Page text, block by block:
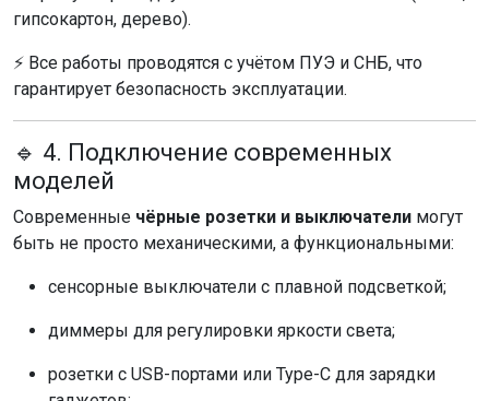
гипсокартон, дерево).
⚡ Все работы проводятся с учётом ПУЭ и СНБ, что
гарантирует безопасность эксплуатации.
🔹 4. Подключение современных
моделей
Современные чёрные розетки и выключатели могут
быть не просто механическими, а функциональными:
сенсорные выключатели с плавной подсветкой;
диммеры для регулировки яркости света;
розетки с USB-портами или Type-C для зарядки